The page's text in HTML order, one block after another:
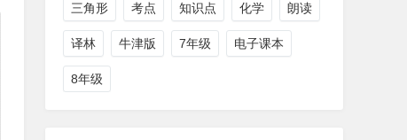
三角形 考点 知识点 化学 朗读
译林 牛津版 7年级 电子课本
8年级